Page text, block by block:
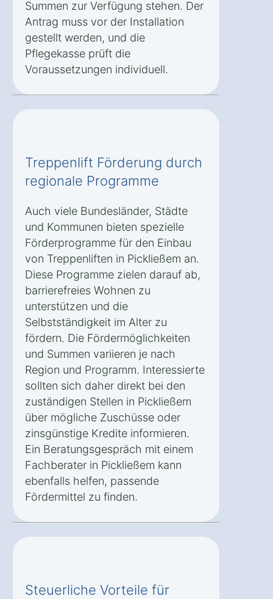
Summen zur Verfügung stehen. Der
Antrag muss vor der Installation
gestellt werden, und die
Pflegekasse prüft die
Voraussetzungen individuell.
Treppenlift Förderung durch
regionale Programme
Auch viele Bundesländer, Städte
und Kommunen bieten spezielle
Förderprogramme für den Einbau
von Treppenliften in Pickließem an.
Diese Programme zielen darauf ab,
barrierefreies Wohnen zu
unterstützen und die
Selbstständigkeit im Alter zu
fördern. Die Fördermöglichkeiten
und Summen variieren je nach
Region und Programm. Interessierte
sollten sich daher direkt bei den
zuständigen Stellen in Pickließem
über mögliche Zuschüsse oder
zinsgünstige Kredite informieren.
Ein Beratungsgespräch mit einem
Fachberater in Pickließem kann
ebenfalls helfen, passende
Fördermittel zu finden.
Steuerliche Vorteile für